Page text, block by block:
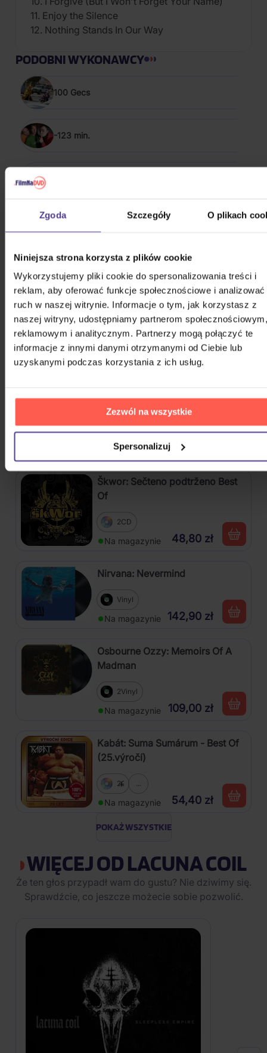
Zgoda Szczegóły O plikach
Niniejsza strona korzysta z plików cookie
Wykorzystujemy pliki cookie do spersonalizowania treści i
reklam, aby oferować funkcje społecznościowe i analizować
ruch w naszej witrynie. Informacje o tym, jak korzystasz z
naszej witryny, udostępniamy partnerom społecznościowym,
reklamowym i analitycznym. Partnerzy mogą połączyć te
informacje z innymi danymi otrzymanymi od Ciebie lub
uzyskanymi podczas korzystania z ich usług.
Zezwól na wszystkie
Spersonalizuj
11. Enjoy the Silence
12. Nothing Stands In Our Way
PODOBNI WYKONAWCY
100 Gecs
-123 min.
16
1914
The 1975
POKAŻ WSZYSTKIE
ROCK 2013 - 2023
4CD
Na magazynie 84,50 zł
Škwor: Sečteno podtrženo Best
Of
2CD
Na magazynie 48,80 zł
Nirvana: Nevermind
Vinyl
Na magazynie 142,90 zł
Osbourne Ozzy: Memoirs Of A
Madman
2Vinyl
Na magazynie 109,00 zł
Kabát: Suma Sumárum - Best Of
(25.výročí)
2CD ...
Na magazynie 54,40 zł
POKAŻ WSZYSTKIE
WIĘCEJ OD LACUNA COIL
Że ten głos przypadł wam do gustu? Nie dziwimy się.
Sprawdźcie, co jeszcze możecie sobie pozwolić.